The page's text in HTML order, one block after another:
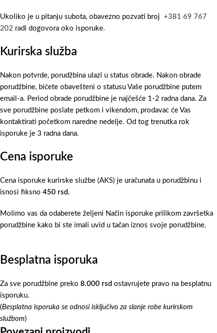
Ukoliko je u pitanju subota, obavezno pozvati broj +381 69 767
202 radi dogovora oko isporuke.
Kurirska služba
Nakon potvrde, porudžbina ulazi u status obrade. Nakon obrade
porudžbine, bićete obavešteni o statusu Vaše porudžbine putem
email-a. Period obrade porudžbine je najčešće 1-2 radna dana. Za
sve porudžbine poslate petkom i vikendom, prodavac će Vas
kontaktirati početkom naredne nedelje. Od tog trenutka rok
isporuke je 3 radna dana.
Cena isporuke
Cena isporuke kurirske službe (AKS) je uračunata u porudžbinu i
isnosi fiksno 450 rsd.
Molimo vas da odaberete željeni Način isporuke prilikom završetka
porudžbine kako bi ste imali uvid u tačan iznos svoje porudžbine.
Besplatna isporuka
Za sve porudžbine preko 8.000 rsd ostavrujete pravo na besplatnu
isporuku.
(Besplatna isporuka se odnosi isključivo za slanje robe kurirskom
službom)